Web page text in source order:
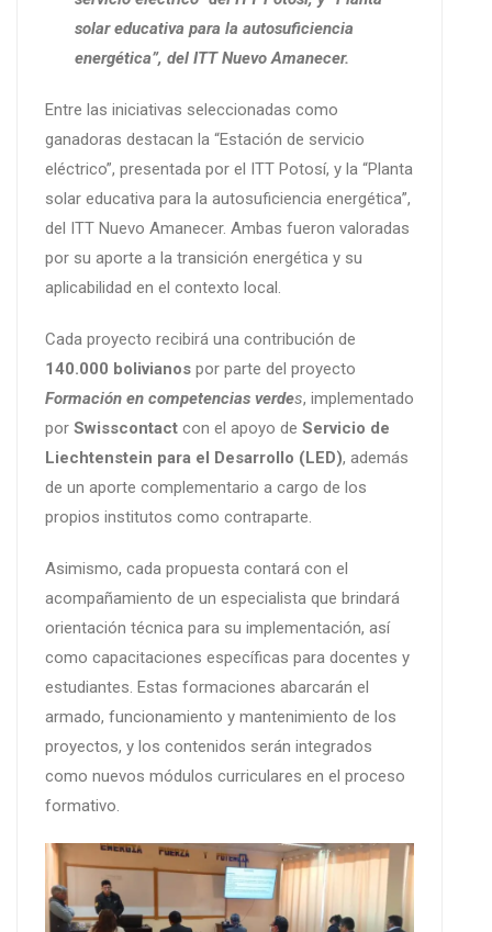
solar educativa para la autosuficiencia
energética”, del ITT Nuevo Amanecer.
Entre las iniciativas seleccionadas como
ganadoras destacan la “Estación de servicio
eléctrico”, presentada por el ITT Potosí, y la “Planta
solar educativa para la autosuficiencia energética”,
del ITT Nuevo Amanecer. Ambas fueron valoradas
por su aporte a la transición energética y su
aplicabilidad en el contexto local.
Cada proyecto recibirá una contribución de
140.000 bolivianos por parte del proyecto
Formación en competencias verdes, implementado
por Swisscontact con el apoyo de Servicio de
Liechtenstein para el Desarrollo (LED), además
de un aporte complementario a cargo de los
propios institutos como contraparte.
Asimismo, cada propuesta contará con el
acompañamiento de un especialista que brindará
orientación técnica para su implementación, así
como capacitaciones específicas para docentes y
estudiantes. Estas formaciones abarcarán el
armado, funcionamiento y mantenimiento de los
proyectos, y los contenidos serán integrados
como nuevos módulos curriculares en el proceso
formativo.